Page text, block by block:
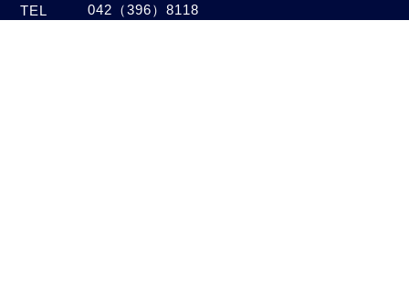
TEL
042（396）8118